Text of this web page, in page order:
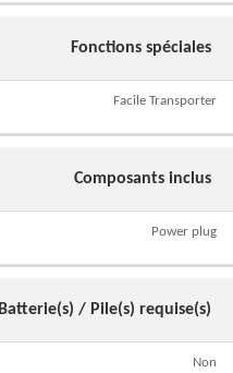
Fonctions spéciales
Facile Transporter
Composants inclus
Power plug
Batterie(s) / Pile(s) requise(s)
Non